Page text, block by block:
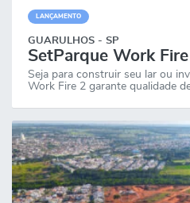
LANÇAMENTO
GUARULHOS - SP
SetParque Work
Seja para construir seu lar ou
Work Fire 2 garante qualidade